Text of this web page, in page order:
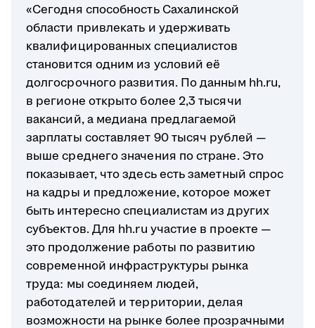
«Сегодня способность Сахалинской
области привлекать и удерживать
квалифицированных специалистов
становится одним из условий её
долгосрочного развития. По данным hh.ru,
в регионе открыто более 2,3 тысячи
вакансий, а медиана предлагаемой
зарплаты составляет 90 тысяч рублей —
выше среднего значения по стране. Это
показывает, что здесь есть заметный спрос
на кадры и предложение, которое может
быть интересно специалистам из других
субъектов. Для hh.ru участие в проекте —
это продолжение работы по развитию
современной инфраструктуры рынка
труда: мы соединяем людей,
работодателей и территории, делая
возможности на рынке более прозрачными